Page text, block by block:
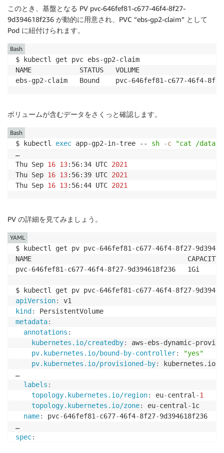
このとき、基盤となる PV pvc-646fef81-c677-46f4-8f27-
9d394618f236 が動的に用意され、PVC “ebs-gp2-claim” として
Pod に紐付けられます。
$ kubectl get pvc ebs-gp2-claim
NAME            STATUS   VOLUME
Bash
ボリュームが含むデータをさくっと確認します。
$ kubectl exec app-gp2-in-tree -- sh -c
"cat /data/
…
Thu Sep 16 13:56:34 UTC 2021
Thu Sep 16 13:56:39 UTC 2021
Thu Sep 16 13:56:44 UTC 2021
Bash
PV の詳細を見てみましょう。
$ kubectl get pv pvc-646fef81 -c677-46f4-8f27-
NAME                                       CAPACITY
pvc-646fef81 -c677-46f4-8f27-9d394618f236   1Gi
$ kubectl get pv pvc-646fef81 -c677-46f4-8f27-
apiVersion:
kind :
metadata:
annotations :
kubernetes.io/createdby: aws-ebs-dynamic-
pv.kubernetes.io/bound-by-controller:
"yes"
pv.kubernetes.io/provisioned-by:
kubernetes.io/
…
labels :
topology.kubernetes.io/region: eu-central -1
topology.kubernetes.io/zone: eu-central -1c
name: pvc-646fef81 -c677-46f4-8f27-9d394618f236
spec:
YAML